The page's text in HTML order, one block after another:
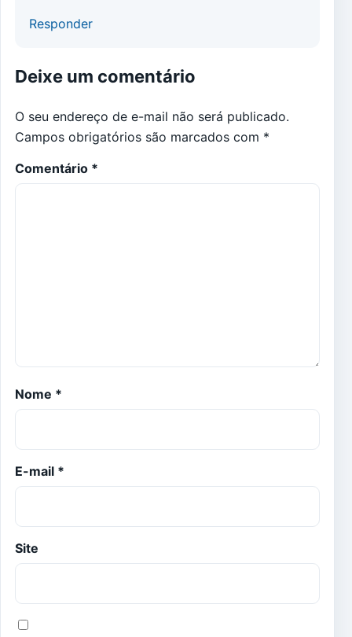
Responder
Deixe um comentário
O seu endereço de e-mail não será publicado.
Campos obrigatórios são marcados com *
Comentário *
Nome *
E-mail *
Site